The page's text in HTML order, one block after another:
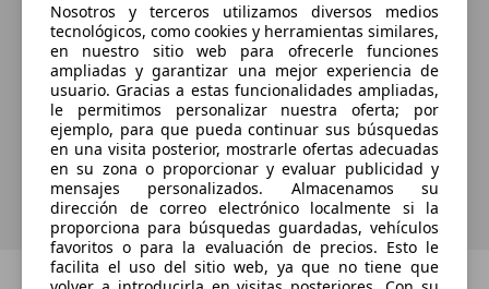
¿Desea ser informado
automáticamente sobre vehículos
nuevos para su búsqueda?
Guardar búsqueda
Anterior 1/1 Siguiente
Nosotros y terceros utilizamos diversos medios
tecnológicos, como cookies y herramientas similares,
en nuestro sitio web para ofrecerle funciones
ampliadas y garantizar una mejor experiencia de
usuario. Gracias a estas funcionalidades ampliadas,
le permitimos personalizar nuestra oferta; por
ejemplo, para que pueda continuar sus búsquedas
en una visita posterior, mostrarle ofertas adecuadas
en su zona o proporcionar y evaluar publicidad y
mensajes personalizados. Almacenamos su
dirección de correo electrónico localmente si la
proporciona para búsquedas guardadas, vehículos
favoritos o para la evaluación de precios. Esto le
facilita el uso del sitio web, ya que no tiene que